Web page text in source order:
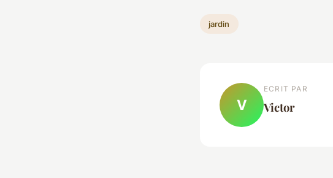
jardin
V
ECRIT PAR
Victor